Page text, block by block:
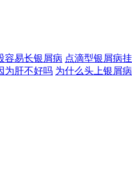
容易长银屑病 点滴型银屑病
为肝不好吗 为什么头上银屑